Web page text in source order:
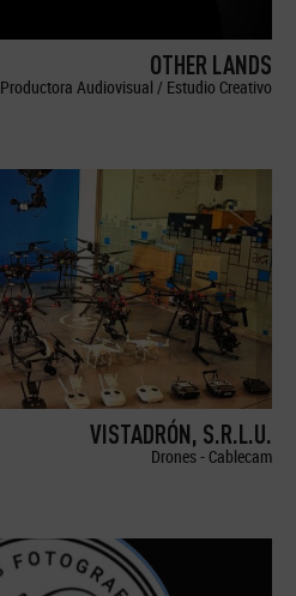
OTHER LANDS
Productora Audiovisual / Estudio Creativo
VISTADRÓN, S.R.L.U.
Drones - Cablecam